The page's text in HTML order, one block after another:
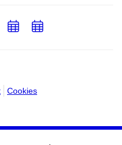
Cookies
AddAdd